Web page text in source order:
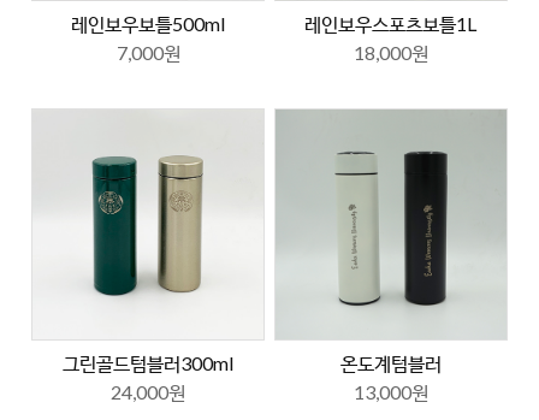
레인보우보틀500ml
7,000원
레인보우스포츠보틀1L
18,000원
그린골드텀블러300ml
24,000원
온도계텀블러
13,000원